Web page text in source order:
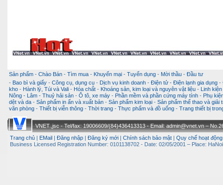
Sản phẩm - Chào Bán - Tìm mua - Khuyến mại - Tuyển dụng - Mời thầu - Đầu tư
- Bao bì và giấy - Công cụ, dụng cụ - Dịch vụ kinh doanh - Điện tử - Điện lạnh gia dụng -
kho - Hành lý, Túi và Vali - Hóa chất - Khoáng sản, kim loại và nguyên vật liệu -
Linh
Nông - Lâm - Thuỷ hải sản - Ô tô, xe máy - Phần mềm và phần cứng máy tính - Phụ
dệt và da - Sản phẩm in ấn và xuất bản - Sản phẩm kim loại - Sản phẩm thể thao và giải
văn phòng - Thiết bị viễn thông - Thời trang - Thực phẩm và đồ uống - Trang thiết bị
VNET.,jsc - Tel/fax: 19006609/(84)436413313 - Email: admin@vnet.vn –
Trang chủ
EMail Đăng nhập Đăng ký mới Chính sách bảo mật Quy chế hoạt động
Business Licensed Registration Number: 0101138702 - Date: 02/05/2001 – Place: